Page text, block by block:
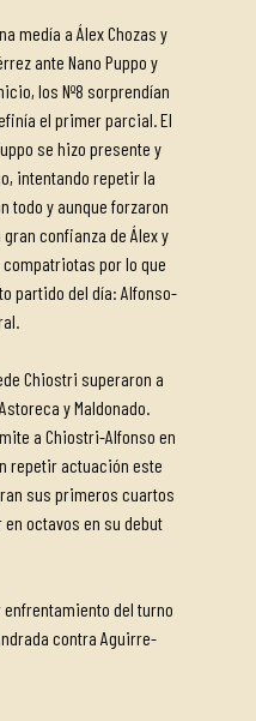
medía a Álex Chozas y
ante Nano Puppo y
los Nº8 sorprendían
el primer parcial. El
se hizo presente y
intentando repetir la
todo y aunque forzaron
confianza de Álex y
por lo que
partido del día: Alfonso-
Chiostri superaron a
y Maldonado.
a Chiostri-Alfonso en
repetir actuación este
sus primeros cuartos
octavos en su debut
del turno
contra Aguirre-